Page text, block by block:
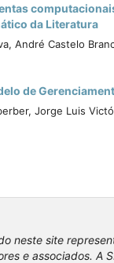
da Literatura
André Castelo
de
Jorge Luis
neste site
e associados. A